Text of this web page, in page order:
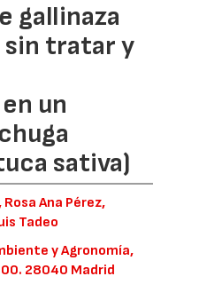
gallinaza
sin tratar y
un
sativa)
Ana Pérez,
Tadeo
y Agronomía,
28040 Madrid